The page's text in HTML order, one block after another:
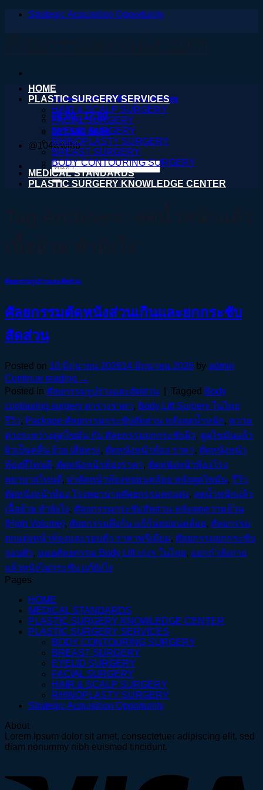
ข้าม
Strategic Acquisition Opportunity
nareeratsale936@gmail.com
08:00 - 17:00
061 590 6036
@104wwihb
ค้นหา:
HOME
PLASTIC SURGERY SERVICES
HAIR & SCALP SURGERY
FACIAL SURGERY
EYELID SURGERY
RHINOPLASTY SURGERY
BREAST SURGERY
BODY CONTOURING SURGERY
MEDICAL STANDARDS
PLASTIC SURGERY KNOWLEDGE CENTER
ศัลยกรรมรูปร่างและสัดส่วน
ศัลยกรรมตัดหนังส่วนเกินและยกกระชับ
สัดส่วน
Posted on 10 มิถุนายน 202614 มิถุนายน 2026 by admin
Continue reading →
Posted in ศัลยกรรมรูปร่างและสัดส่วน Tagged Body
contouring surgery ตารางราคา, Body Lift Surgery ในไทย
รีวิว, Package ศัลยกรรมกระชับสัดส่วน หลังลดน้ำหนัก, ความ
ต่างระหว่างดูดไขมัน กับ ศัลยกรรมยกกระชับผิว, ดูดไขมันแล้ว
ผิวเป็นคลื่น ย้วย เสียทรง, ตัดหนังหน้าท้อง ราคา, ตัดหนังหน้า
ท้องที่ไหนดี, ตัดหนังหน้าท้องราคา, ตัดหนังหน้าท้องโรง
พยาบาลไหนดี, ผ่าตัดหน้าท้องหย่อนคล้อย หลังดูดไขมัน, รีวิว
ตัดหนังหน้าท้อง โรงพยาบาลศัลยกรรมตกแต่ง, ลดน้ำหนักแล้ว
เนื้อย้วย ทำยังไง, ศัลยกรรมกระชับสัดส่วน หลังลดความอ้วน
(High Volume), ศัลยกรรมดึงก้น แก้ก้นหย่อนคล้อย, ศัลยกรรม
ตกแต่งหน้าท้องและรอบตัว ราคาพรีเมียม, ศัลยกรรมยกกระชับ
รอบตัว, หมอศัลยกรรม Body Lift เก่งๆ ในไทย, ออกกำลังกาย
แล้วหนังไม่กระชับ แก้ยังไง
Pages
HOME
MEDICAL STANDARDS
PLASTIC SURGERY KNOWLEDGE CENTER
PLASTIC SURGERY SERVICES
BODY CONTOURING SURGERY
BREAST SURGERY
EYELID SURGERY
FACIAL SURGERY
HAIR & SCALP SURGERY
RHINOPLASTY SURGERY
Strategic Acquisition Opportunity
About
Lorem ipsum dolor sit amet, consectetuer adipiscing elit, sed
diam nonummy nibh euismod tincidunt.